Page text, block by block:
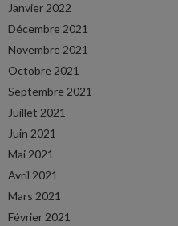
Janvier 2022
Décembre 2021
Novembre 2021
Octobre 2021
Septembre 2021
Juillet 2021
Juin 2021
Mai 2021
Avril 2021
Mars 2021
Février 2021